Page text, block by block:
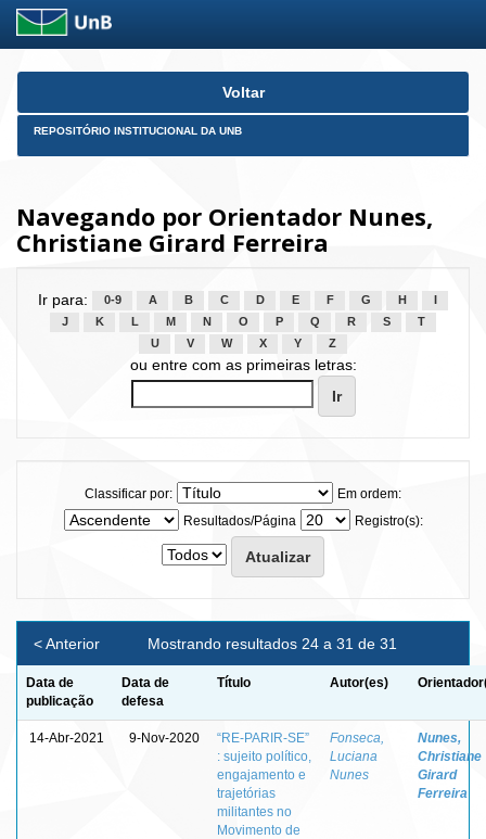
Skip
Voltar
REPOSITÓRIO INSTITUCIONAL DA UNB
Navegando por Orientador Nunes,
Christiane Girard Ferreira
Ir para: 0-9 A B C D E F G H
J
K L M N O P Q R S
T
U
V W X Y Z
ou entre com as primeiras letras:
Classificar por:
Em ordem:
Resultados/Página
Registro(s):
Mostrando resultados 24 a 31 de 31
< Anterior
Data de
publicação
Data de
defesa
Título Autor(es)
14-Abr-2021 9-Nov-2020
“RE-PARIR-SE”
: sujeito político,
engajamento e
trajetórias
militantes no
Movimento de
Fonseca,
Luciana
Nunes
Nunes,
Christiane
Girard
Ferreira